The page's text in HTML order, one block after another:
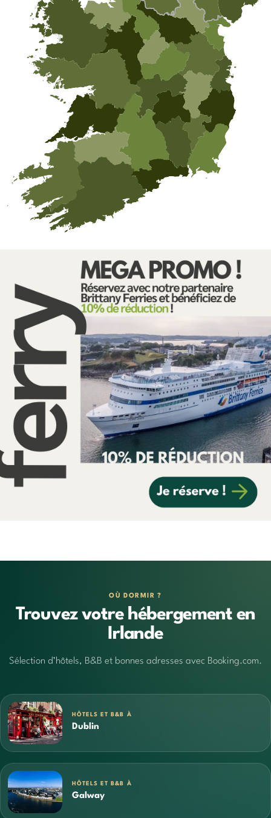
OÙ DORMIR ?
Trouvez votre hébergement en
Irlande
Sélection d’hôtels, B&B et bonnes adresses avec Booking.com.
HÔTELS ET B&B À
Dublin
HÔTELS ET B&B À
Galway